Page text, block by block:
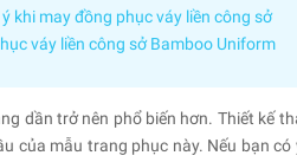
khi may đồng phục váy liền công sở
váy liền công sở Bamboo Uniform
dần trở nên phổ biến hơn. Thiết kế
của mẫu trang phục này. Nếu bạn